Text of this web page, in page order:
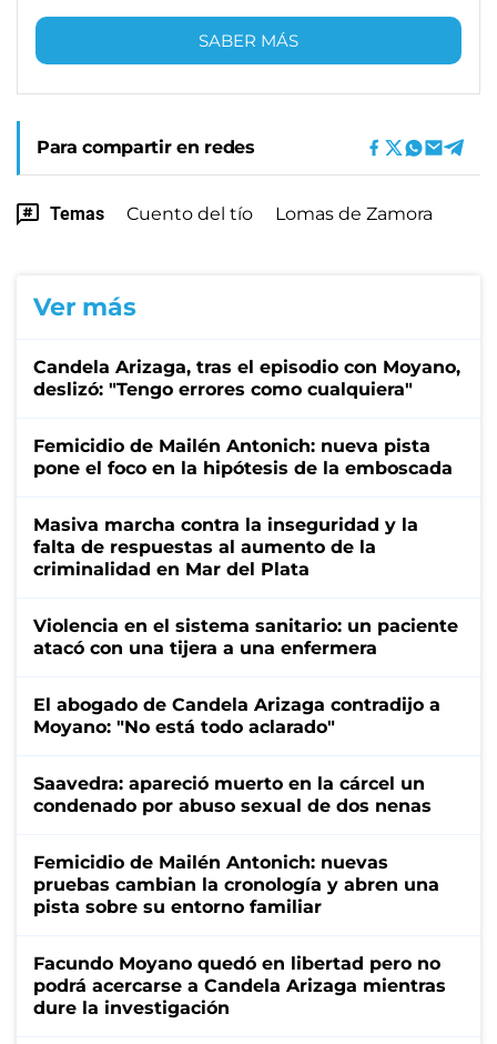
SABER MÁS
Para compartir en redes
Temas Cuento del tío Lomas de Zamora
Ver más
Candela Arizaga, tras el episodio con Moyano,
deslizó: "Tengo errores como cualquiera"
Femicidio de Mailén Antonich: nueva pista
pone el foco en la hipótesis de la emboscada
Masiva marcha contra la inseguridad y la
falta de respuestas al aumento de la
criminalidad en Mar del Plata
Violencia en el sistema sanitario: un paciente
atacó con una tijera a una enfermera
El abogado de Candela Arizaga contradijo a
Moyano: "No está todo aclarado"
Saavedra: apareció muerto en la cárcel un
condenado por abuso sexual de dos nenas
Femicidio de Mailén Antonich: nuevas
pruebas cambian la cronología y abren una
pista sobre su entorno familiar
Facundo Moyano quedó en libertad pero no
podrá acercarse a Candela Arizaga mientras
dure la investigación